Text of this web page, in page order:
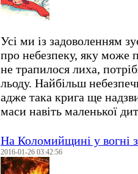
Усі ми із задоволенням
про небезпеку, яку може
не трапилося лиха,
льоду. Найбільш
адже така крига ще
маси навіть маленької
На Коломийщині у вогні
2016-01-26 03:42:56